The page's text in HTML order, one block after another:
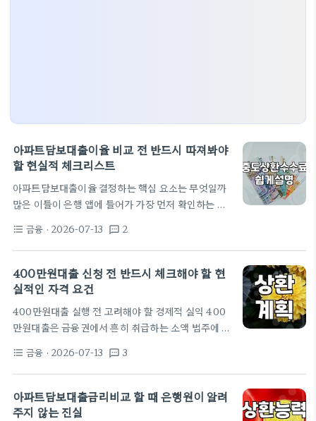
아파트담보대출이율 비교 전 반드시 따져봐야
할 현실적 체크리스트
아파트담보대출이율 결정하는 핵심 요소는 무엇일까
많은 이들이 은행 앱에 들어가 가장 먼저 확인하는 것
고민이다. 하지만 실제 대출을 실행해 보면 이율에 영
향을 주는 변수는 생각보다 훨씬 구체적이다. 단순히
금리 수치만 볼 것이 아니라 본인의 소득 증빙 방식과
주택 소재지에 따른 LTV 규제 상황을 먼저 파악해야
되어 원하는 이율을 적용받지 못할 수 있다. 은행은 기
본적으로 원리금 상환 능력을 가장 크게 보는데, 연 소
득 대비 대출 원리금 상환 비율인…
format_list_bulleted 금융 · 2026-07-13 textsms 2
400만원대출 신청 전 반드시 체크해야 할 현
실적인 자격 요건
400만원대출 실행 전 고려해야 할 경제적 실익 400
만원대출은 금융권에서 흔히 취급하는 소액 범주에 속
준에 막히는 경우가 많다. 흔히 직장인들은 자신의 소
득 대비 부채 비율을 간과한 채 은행 창구를 찾곤 한
다. 400만원이라는 금액은 은행 입장에서는 리스크
관리가 필요한 최소 단위이자, 대출 심사에서 비상금
format_list_bulleted 금융 · 2026-07-13 textsms 3
아파트담보대출금리비교 할 때 은행원이 알려
주지 않는 진실